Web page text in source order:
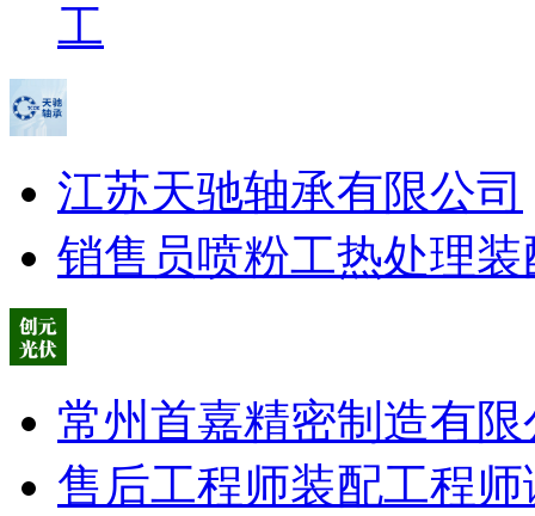
工
江苏天驰轴承有限公司
销售员喷粉工热处理装
常州首嘉精密制造有限
售后工程师装配工程师